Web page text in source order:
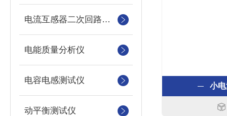
电流互感器二次回路测试仪
电能质量分析仪
电容电感测试仪
动平衡测试仪
小